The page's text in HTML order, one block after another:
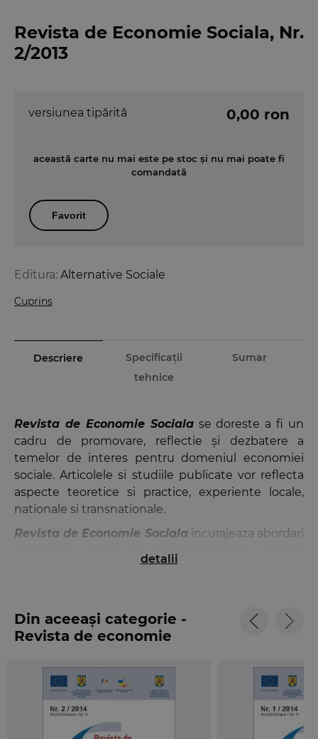
Revista de Economie Sociala, Nr.
2/2013
Editura: Alternative Sociale
Cuprins
versiunea tipărită 0,00 ron
această carte nu mai este pe stoc și nu mai poate fi
comandată
Favorit
Descriere
Specificații
tehnice
Sumar
Revista de Economie Socialase doreste a fi un
cadru de promovare, reflectie şi dezbatere a
temelor de interes pentru domeniul economiei
sociale. Articolele si studiile publicate vor reflecta
aspecte teoretice si practice, experiente locale,
nationale si transnationale.
Revista de Economie Socialaîncurajeaza abordari
inovatoare inter si transdisciplinare pentru
dezvoltarea economiei sociale, reunind
organizatiilor profit si non-profit, ale expertilor din
intreprinderile sociale si administratie.
Asociaţia Alternative Sociale, Universitatea
„Alexandru Ioan Cuza” din Iasi, Academia de Știinte
Economice, Bucuresti si UNDP/Programul
Naţiunilor Unite pentru Dezvoltare Romania la
detalii
Din aceeași categorie -
Revista de economie
Sociale